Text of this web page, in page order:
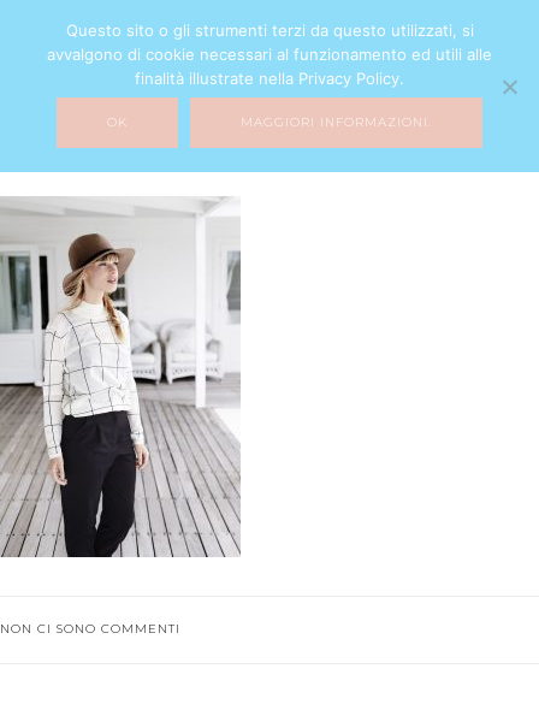
post-10d
16 NOVEMBRE 2016
NON CI SONO COMMENTI
Questo sito o gli strumenti terzi da questo utilizzati, si
avvalgono di cookie necessari al funzionamento ed utili alle
finalità illustrate nella Privacy Policy.
OK MAGGIORI INFORMAZIONI.